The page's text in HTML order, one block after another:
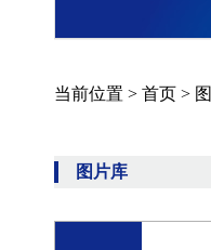
当前位置 > 首页 >
图片库